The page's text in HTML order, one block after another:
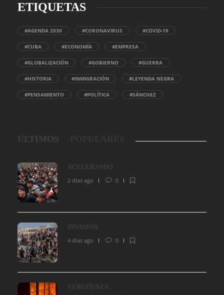
ETIQUETAS
#AGENDA 2030 #CORONAVIRUS #COVID-19
#CUBA #ECONOMÍA #EMPRESA
#GLOBALIZACIÓN #GOBIERNO #GUERRA
#HISTORIA #INMIGRACIÓN #LEYENDA NEGRA
#PENSAMIENTO #POLÍTICA #SÁNCHEZ
ÚLTIMOS
ACELERANDO
2 días ago
0
INVASIÓN
4 días ago
0
VERGÜENZA